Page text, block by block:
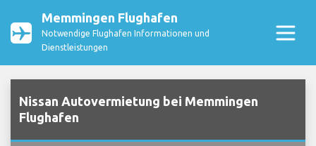
Memmingen Flughafen
Notwendige Flughafen Informationen und
Dienstleistungen
Nissan Autovermietung bei Memmingen
Flughafen